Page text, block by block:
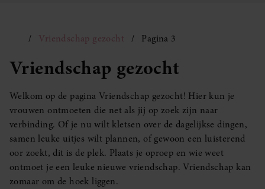
Vriendschap gezocht Pagina 3
Vriendschap gezocht
Welkom op de pagina Vriendschap gezocht! Hier kun je
vrouwen ontmoeten die net als jij op zoek zijn naar
verbinding. Of je nu wilt kletsen over de dagelijkse dingen,
samen leuke uitjes wilt plannen, of gewoon een luisterend
oor zoekt, dit is de plek. Plaats je oproep en wie weet
ontmoet je een leuke nieuwe vriendschap. Vriendschap kan
zomaar om de hoek liggen.